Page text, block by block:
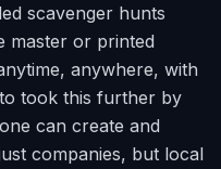
scavenger hunts
master or printed
anywhere, with
took this further by
can create and
companies, but local